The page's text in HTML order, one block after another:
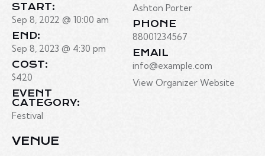
START:
Sep 8, 2022 @ 10:00 am
END:
Sep 8, 2023 @ 4:30 pm
COST:
$420
EVENT
CATEGORY:
Festival
Ashton Porter
PHONE
88001234567
EMAIL
info@example.com
View Organizer Website
VENUE